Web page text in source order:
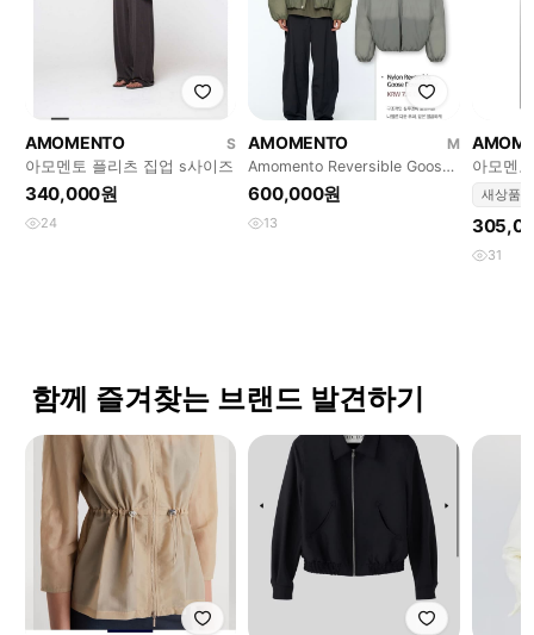
AMOMENTO
S
아모멘토 플리츠 집업 s사이즈
340,000원
24
AMOMENTO
M
Amomento Reversible Goose
Down
600,000원
13
아모멘
새상품
31
함께 즐겨찾는 브랜드 발견하기